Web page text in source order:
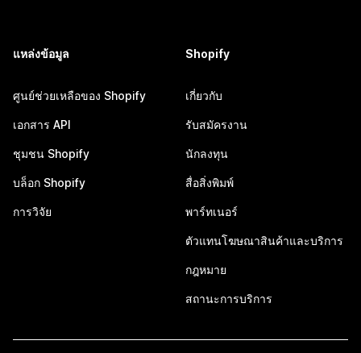
แหล่งข้อมูล
ศูนย์ช่วยเหลือของ Shopify
เอกสาร API
ชุมชน Shopify
บล็อก Shopify
การวิจัย
Shopify
เกี่ยวกับ
รับสมัครงาน
นักลงทุน
สื่อสิ่งพิมพ์
พาร์ทเนอร์
ตัวแทนโฆษณาสินค้าและบริการ
กฎหมาย
สถานะการบริการ